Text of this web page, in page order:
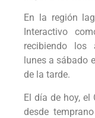
En la región
Interactivo
recibiendo los
lunes a sábado
de la tarde.
El día de hoy, el
desde